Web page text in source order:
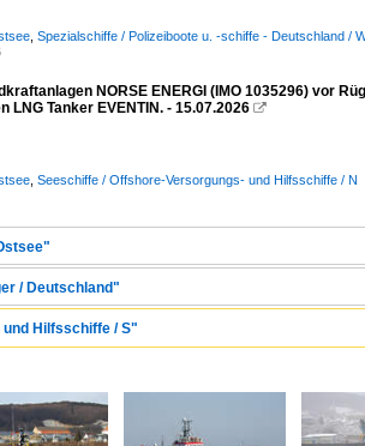
Spezialschiffe / Polizeiboote u. -schiffe - Deutschland /
NORSE ENERGI (IMO 1035296) vor
Tanker EVENTIN. - 15.07.2026 
Seeschiffe / Offshore-Versorgungs- und Hilfsschiffe / N
/ Deutschland"
Hilfsschiffe / S"